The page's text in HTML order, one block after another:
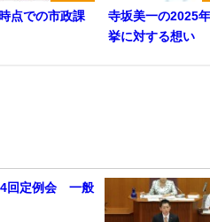
点での市政課
寺坂美一の2025
挙に対する想い
回定例会 一般